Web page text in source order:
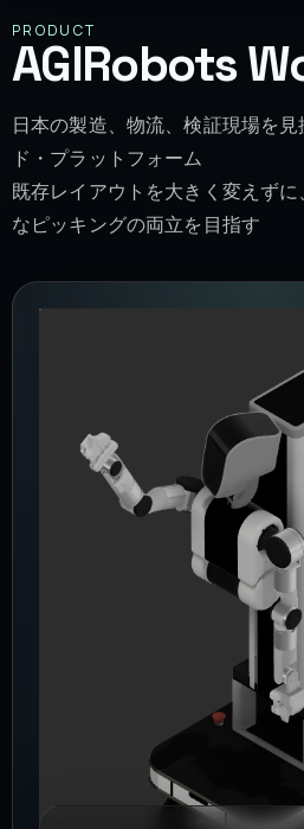
PRODUCT
AGIRobots
日本の製造、物流、検証現場を
ド・プラットフォーム
既存レイアウトを大きく変えず
なピッキングの両立を目指す